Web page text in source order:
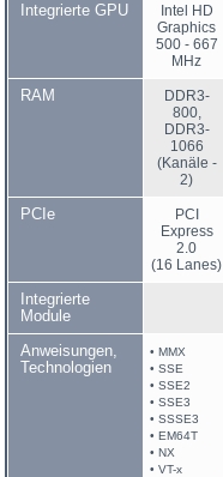
Integrierte GPU
Intel HD
Graphics
500 - 667
MHz
RAM
DDR3-
800,
DDR3-
1066
(Kanäle -
2)
PCIe
PCI
Express
2.0
(16 Lanes)
Integrierte
Module
Anweisungen,
Technologien
• MMX
• SSE
• SSE2
• SSE3
• SSSE3
• EM64T
• NX
• VT-x